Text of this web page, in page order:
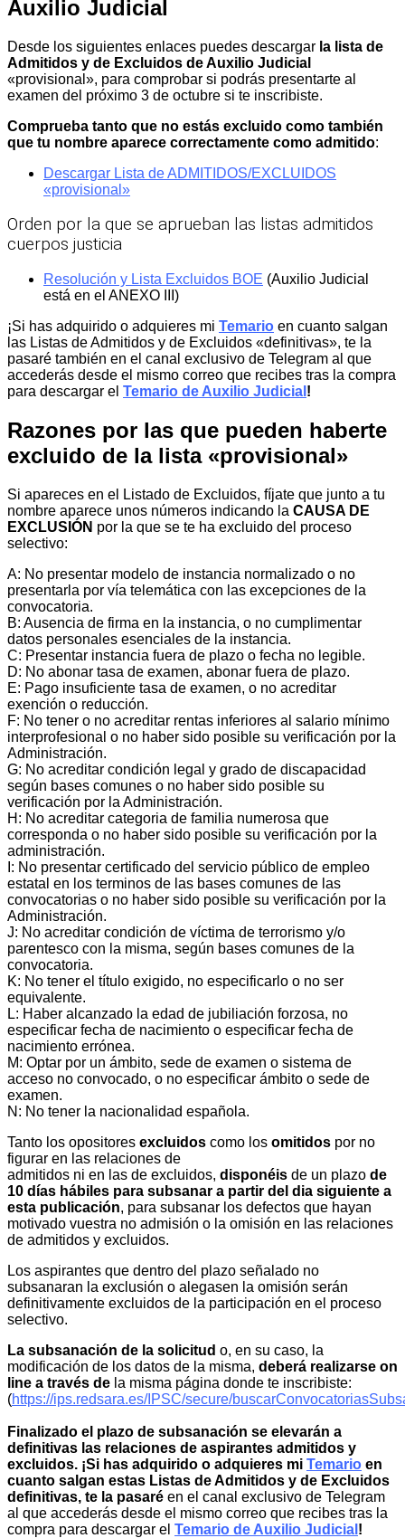
Auxilio Judicial
Desde los siguientes enlaces puedes descargar la lista de
Admitidos y de Excluidos de Auxilio Judicial
«provisional», para comprobar si podrás presentarte al
examen del próximo 3 de octubre si te inscribiste.
Comprueba tanto que no estás excluido como también
que tu nombre aparece correctamente como admitido:
Descargar Lista de ADMITIDOS/EXCLUIDOS
«provisional»
Orden por la que se aprueban las listas admitidos
cuerpos justicia
Resolución y Lista Excluidos BOE (Auxilio Judicial
está en el ANEXO III)
¡Si has adquirido o adquieres mi Temario en cuanto salgan
las Listas de Admitidos y de Excluidos «definitivas», te la
pasaré también en el canal exclusivo de Telegram al que
accederás desde el mismo correo que recibes tras la compra
para descargar el Temario de Auxilio Judicial !
Razones por las que pueden haberte
excluido de la lista «provisional»
Si apareces en el Listado de Excluidos, fíjate que junto a tu
nombre aparece unos números indicando la CAUSA DE
EXCLUSIÓN por la que se te ha excluido del proceso
selectivo:
A: No presentar modelo de instancia normalizado o no
presentarla por vía telemática con las excepciones de la
convocatoria.
B: Ausencia de firma en la instancia, o no cumplimentar
datos personales esenciales de la instancia.
C: Presentar instancia fuera de plazo o fecha no legible.
D: No abonar tasa de examen, abonar fuera de plazo.
E: Pago insuficiente tasa de examen, o no acreditar
exención o reducción.
F: No tener o no acreditar rentas inferiores al salario mínimo
interprofesional o no haber sido posible su verificación por la
Administración.
G: No acreditar condición legal y grado de discapacidad
según bases comunes o no haber sido posible su
verificación por la Administración.
H: No acreditar categoria de familia numerosa que
corresponda o no haber sido posible su verificación por la
administración.
I: No presentar certificado del servicio público de empleo
estatal en los terminos de las bases comunes de las
convocatorias o no haber sido posible su verificación por la
Administración.
J: No acreditar condición de víctima de terrorismo y/o
parentesco con la misma, según bases comunes de la
convocatoria.
K: No tener el título exigido, no especificarlo o no ser
equivalente.
L: Haber alcanzado la edad de jubiliación forzosa, no
especificar fecha de nacimiento o especificar fecha de
nacimiento errónea.
M: Optar por un ámbito, sede de examen o sistema de
acceso no convocado, o no especificar ámbito o sede de
examen.
N: No tener la nacionalidad española.
Tanto los opositores excluidos como los omitidos por no
figurar en las relaciones de
admitidos ni en las de excluidos, disponéis de un plazo de
10 días hábiles para subsanar a partir del dia siguiente a
esta publicación, para subsanar los defectos que hayan
motivado vuestra no admisión o la omisión en las relaciones
de admitidos y excluidos.
Los aspirantes que dentro del plazo señalado no
subsanaran la exclusión o alegasen la omisión serán
definitivamente excluidos de la participación en el proceso
selectivo.
La subsanación de la solicitud o, en su caso, la
modificación de los datos de la misma, deberá realizarse on
line a través de la misma página donde te inscribiste:
(https://ips.redsara.es/IPSC/secure/
Finalizado el plazo de subsanación se elevarán a
definitivas las relaciones de aspirantes admitidos y
excluidos. ¡Si has adquirido o adquieres mi Temario en
cuanto salgan estas Listas de Admitidos y de Excluidos
definitivas, te la pasaré en el canal exclusivo de Telegram
al que accederás desde el mismo correo que recibes tras la
compra para descargar el Temario de Auxilio Judicial !